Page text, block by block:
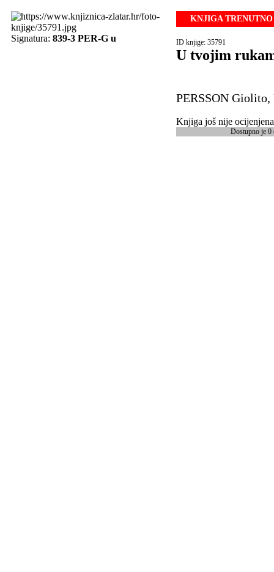
Signatura: 839-3 PER-G u
KNJIGA
ID knjige: 35791
U tvojim
PERSSON
Knjiga još nije
Dostupno je 0